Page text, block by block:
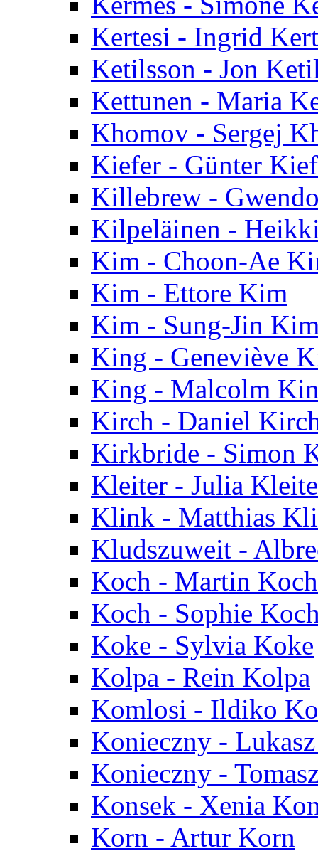
Kertesi - Ingrid
Ketilsson - Jon
Kettunen - Maria
Khomov - Sergej
Kiefer - Günter
Killebrew -
Kilpeläinen -
Kim - Choon-Ae
Kim - Ettore Kim
Kim - Sung-Jin
King - Geneviève
King - Malcolm
Kirch - Daniel
Kirkbride - Simon
Kleiter - Julia
Klink - Matthias
Kludszuweit -
Koch - Martin Koch
Koch - Sophie
Koke - Sylvia Koke
Kolpa - Rein Kolpa
Komlosi - Ildiko
Konieczny -
Konieczny -
Konsek - Xenia
Korn - Artur Korn